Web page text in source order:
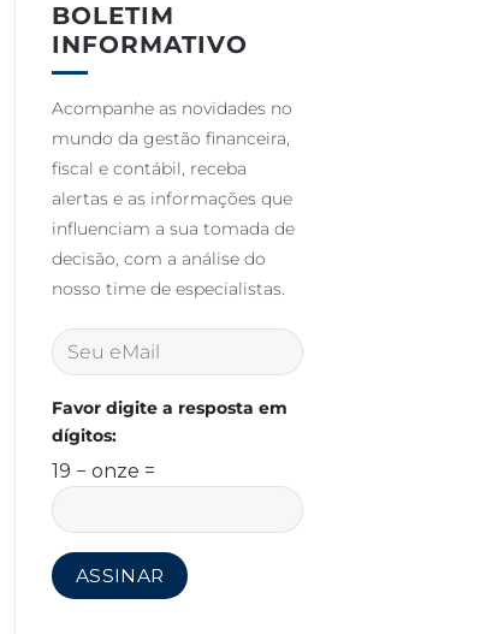
BOLETIM
INFORMATIVO
Acompanhe as novidades no
mundo da gestão financeira,
fiscal e contábil, receba
alertas e as informações que
influenciam a sua tomada de
decisão, com a análise do
nosso time de especialistas.
Favor digite a resposta em
dígitos:
19 − onze =